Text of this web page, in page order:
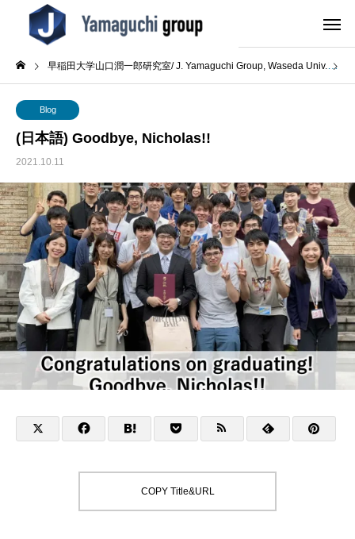
早稲田大学山口潤一郎研究室/ J. Yamaguchi Group, Waseda Univ.
Blog
(日本語) Goodbye, Nicholas!!
2021.10.11
COPY Title&URL